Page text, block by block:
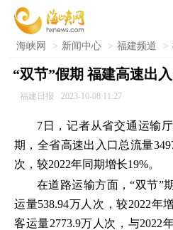
海峡网 > 新闻中心 > 福建频道 >
“双节”假期 福建高速出
福建日报 2023-10-08 11:27
7日，记者从省交通运输
期，全省高速出入口总流量
次，较2022年同期增长19%。
在道路运输方面，“双节”
运量538.94万人次，较2022年
客运量2773.9万人次，与2022